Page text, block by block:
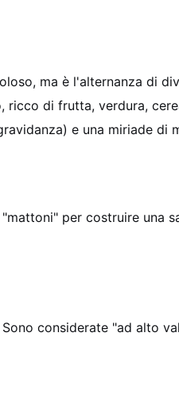
ma è l'alternanza di
ricco di frutta, verdura,
e una miriade di
per costruire una
considerate "ad alto